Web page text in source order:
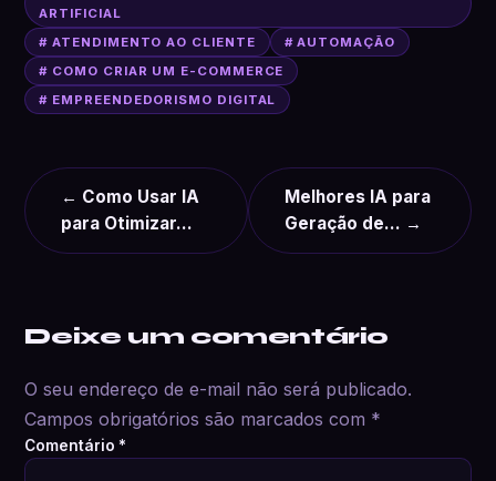
ARTIFICIAL
# ATENDIMENTO AO CLIENTE
# AUTOMAÇÃO
# COMO CRIAR UM E-COMMERCE
# EMPREENDEDORISMO DIGITAL
← Como Usar IA
para Otimizar…
Melhores IA para
Geração de… →
Deixe um comentário
O seu endereço de e-mail não será publicado.
Campos obrigatórios são marcados com *
Comentário *